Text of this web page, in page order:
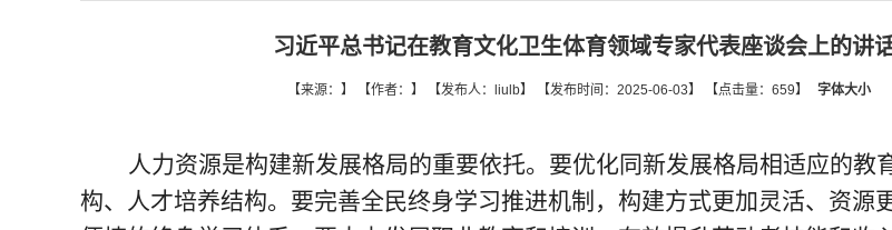
习近平总书记在教育文化卫生体育领域专家代表座谈会上的讲
【来源：】 【作者：】 【发布人：liulb】 【发布时间：2025-06-03】 【点击量：659】 字体大小
人力资源是构建新发展格局的重要依托。要优化同新发展格局相适应的教
构、人才培养结构。要完善全民终身学习推进机制，构建方式更加灵活、资源